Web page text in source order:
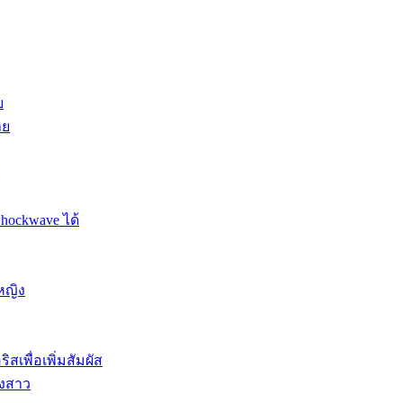
ได้
ญิง
สเพื่อเพิ่มสัมผัส
สาว